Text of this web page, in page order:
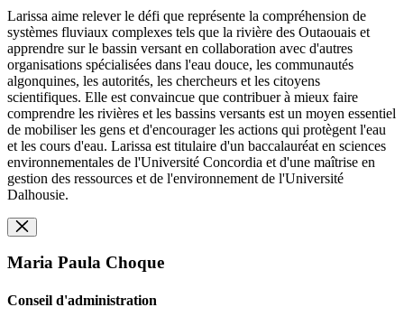
Larissa aime relever le défi que représente la compréhension de
systèmes fluviaux complexes tels que la rivière des Outaouais et
apprendre sur le bassin versant en collaboration avec d'autres
organisations spécialisées dans l'eau douce, les communautés
algonquines, les autorités, les chercheurs et les citoyens
scientifiques. Elle est convaincue que contribuer à mieux faire
comprendre les rivières et les bassins versants est un moyen essentiel
de mobiliser les gens et d'encourager les actions qui protègent l'eau
et les cours d'eau. Larissa est titulaire d'un baccalauréat en sciences
environnementales de l'Université Concordia et d'une maîtrise en
gestion des ressources et de l'environnement de l'Université
Dalhousie.
Maria Paula Choque
Conseil d'administration